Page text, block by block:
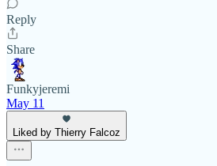
Reply
Share
Funkyjeremi
May 11
Liked by Thierry Falcoz